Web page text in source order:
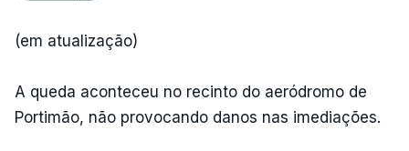
(em atualização)
A queda aconteceu no recinto do aeródromo de
Portimão, não provocando danos nas imediações.